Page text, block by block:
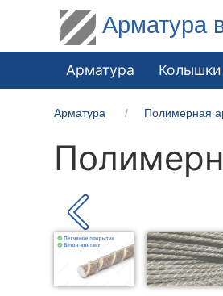
Арматура
Арматура Колышки
Арматура Полимерная